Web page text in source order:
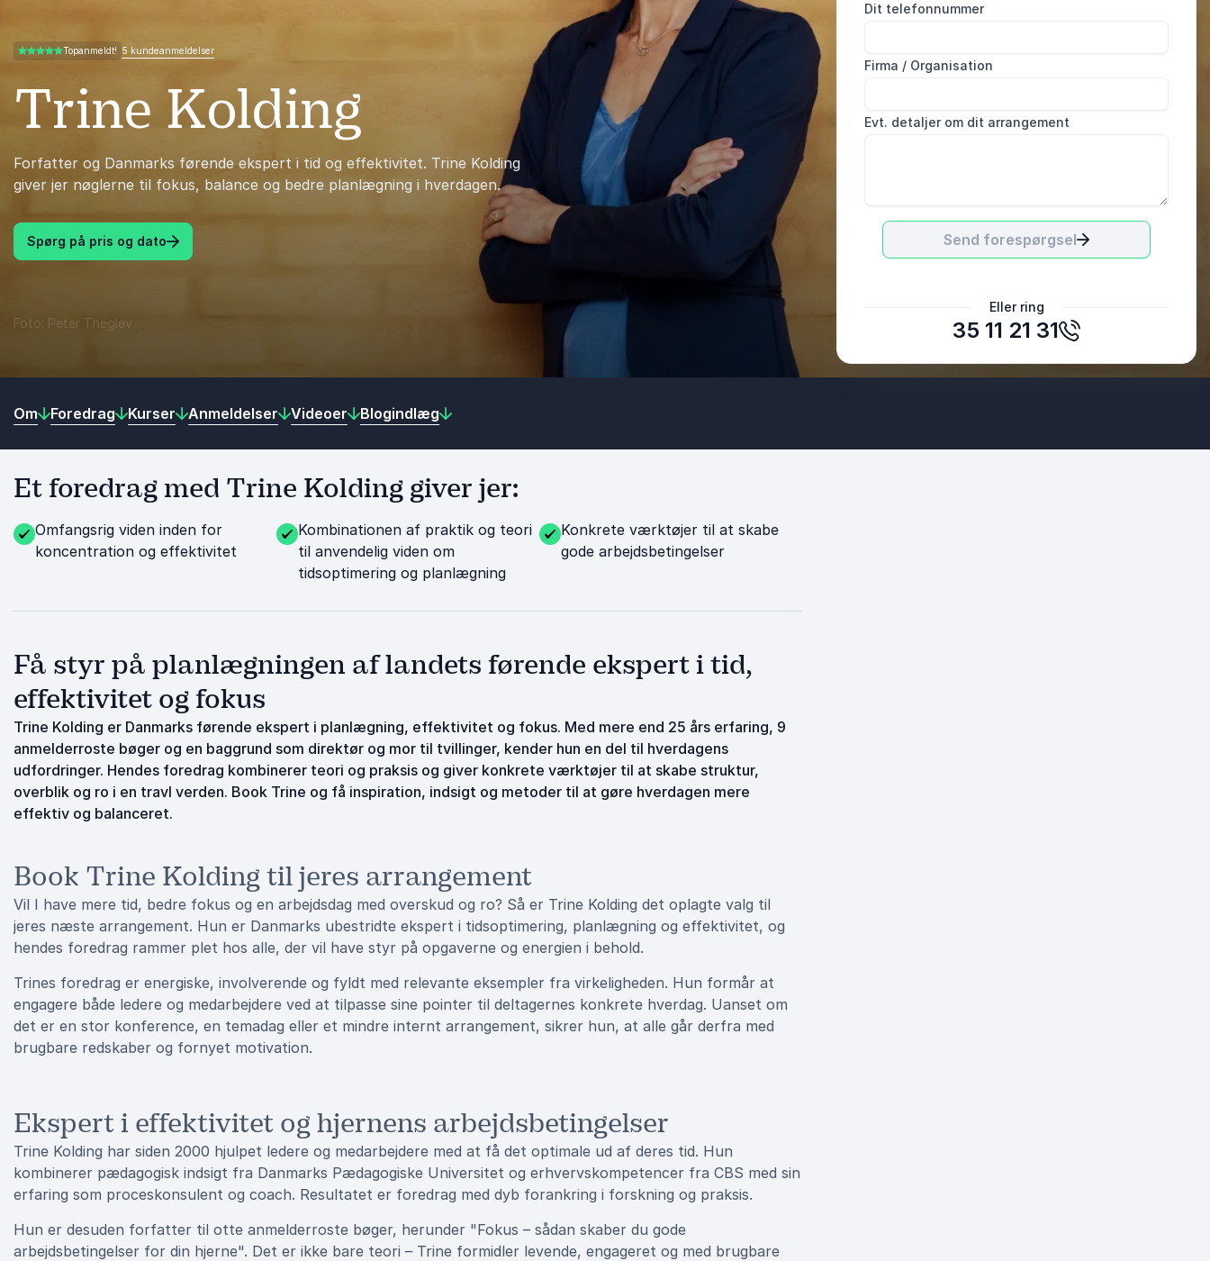
Trine Kolding
Forfatter og Danmarks førende ekspert i tid og effektivitet. Trine Kolding
giver jer nøglerne til fokus, balance og bedre planlægning i hverdagen.
Spørg på pris og dato
5.00 ud af 5Topanmeldt! 5 kundeanmeldelser
Foto: Peter Theglev
Dit telefonnummer
Firma / Organisation
Evt. detaljer om dit arrangement
Send forespørgsel
Eller ring
35 11 21 31
Om Foredrag Kurser Anmeldelser Videoer Blogindlæg
Et foredrag med Trine Kolding giver jer:
Omfangsrig viden inden for
koncentration og effektivitet
Kombinationen af praktik og teori
til anvendelig viden om
tidsoptimering og planlægning
Konkrete værktøjer til at skabe
gode arbejdsbetingelser
Få styr på planlægningen af landets førende ekspert i tid,
effektivitet og fokus
Trine Kolding er Danmarks førende ekspert i planlægning, effektivitet og fokus. Med mere end 25 års erfaring, 9
anmelderroste bøger og en baggrund som direktør og mor til tvillinger, kender hun en del til hverdagens
udfordringer. Hendes foredrag kombinerer teori og praksis og giver konkrete værktøjer til at skabe struktur,
overblik og ro i en travl verden. Book Trine og få inspiration, indsigt og metoder til at gøre hverdagen mere
effektiv og balanceret.
Book Trine Kolding til jeres arrangement
Vil I have mere tid, bedre fokus og en arbejdsdag med overskud og ro? Så er Trine Kolding det oplagte valg til
jeres næste arrangement. Hun er Danmarks ubestridte ekspert i tidsoptimering, planlægning og effektivitet, og
hendes foredrag rammer plet hos alle, der vil have styr på opgaverne og energien i behold.
Trines foredrag er energiske, involverende og fyldt med relevante eksempler fra virkeligheden. Hun formår at
engagere både ledere og medarbejdere ved at tilpasse sine pointer til deltagernes konkrete hverdag. Uanset om
det er en stor konference, en temadag eller et mindre internt arrangement, sikrer hun, at alle går derfra med
brugbare redskaber og fornyet motivation.
Ekspert i effektivitet og hjernens arbejdsbetingelser
Trine Kolding har siden 2000 hjulpet ledere og medarbejdere med at få det optimale ud af deres tid. Hun
kombinerer pædagogisk indsigt fra Danmarks Pædagogiske Universitet og erhvervskompetencer fra CBS med sin
erfaring som proceskonsulent og coach. Resultatet er foredrag med dyb forankring i forskning og praksis.
Hun er desuden forfatter til otte anmelderroste bøger, herunder "Fokus – sådan skaber du gode
arbejdsbetingelser for din hjerne". Det er ikke bare teori – Trine formidler levende, engageret og med brugbare